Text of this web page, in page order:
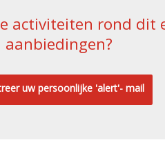
activiteiten rond dit
aanbiedingen?
uw persoonlijke 'alert'- mail